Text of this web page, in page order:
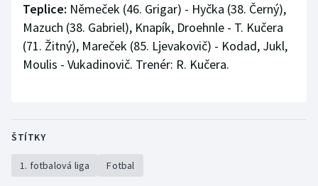
Teplice: Němeček (46. Grigar) - Hyčka (38. Černý),
Mazuch (38. Gabriel), Knapík, Droehnle - T. Kučera
(71. Žitný), Mareček (85. Ljevakovič) - Kodad, Jukl,
Moulis - Vukadinovič. Trenér: R. Kučera.
ŠTÍTKY
1. fotbalová liga Fotbal